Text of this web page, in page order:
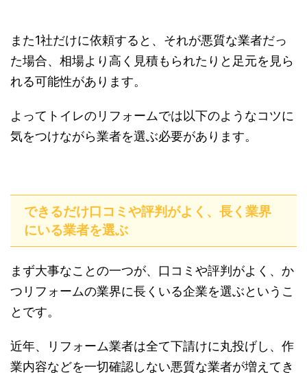
また1社だけに依頼すると、それが悪質な業者だっ
た場合、相場より高く見積もられたりと足元を見ら
れる可能性があります。
よってトイレのリフォームでは以下のようなコツに
気をつけながら業者を選ぶ必要があります。
できるだけ口コミや評判がよく、長く業界
にいる業者を選ぶ
まず大事なことの一つが、口コミや評判がよく、か
つリフォームの業界に長くいる企業を選ぶというこ
とです。
近年、リフォーム業者は全て下請けに丸投げし、作
業内容などを一切確認しない悪質な業者が増えてき